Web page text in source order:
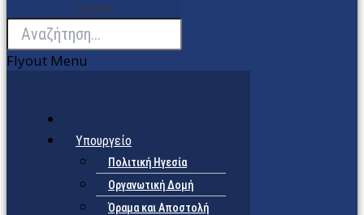
Search
Flyout Menu
Υπουργείο
Πολιτική Ηγεσία
Οργανωτική Δομή
Όραμα και Αποστολή